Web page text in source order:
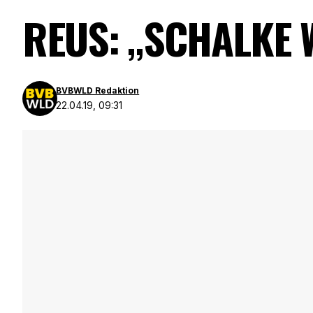
REUS: „SCHALKE
22.04.19, 09:31
BVBWLD Redaktion